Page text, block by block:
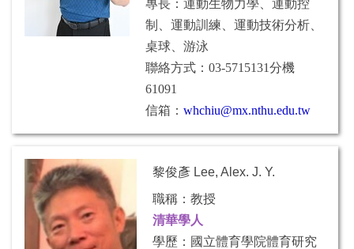
專長：運動生物力學、運動控
制、運動訓練、運動技術分析、
桌球、游泳
聯絡方式：03-5715131分機
61091
信箱： whchiu@mx.nthu.edu.tw
黎俊彥 Lee, Alex. J. Y.
職稱：教授
清華學人
學歷：國立體育學院體育研究